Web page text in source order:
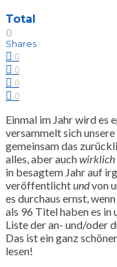
Total
0
Shares
0
0
0
0
Einmal im Jahr wird es
versammelt sich
gemeinsam das
alles, aber auchwirklich
in besagtem Jahr auf
veröffentlichtundvon
es durchaus ernst,
als 96 Titel haben es
Liste der an- und/oder
Das ist ein ganz
lesen!